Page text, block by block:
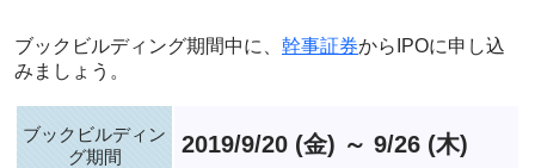
ブックビルディング期間中に、 幹事証券からIPOに申し込
みましょう。
ブックビルディン
グ期間
2019/9/20 (金) ～ 9/26 (木)